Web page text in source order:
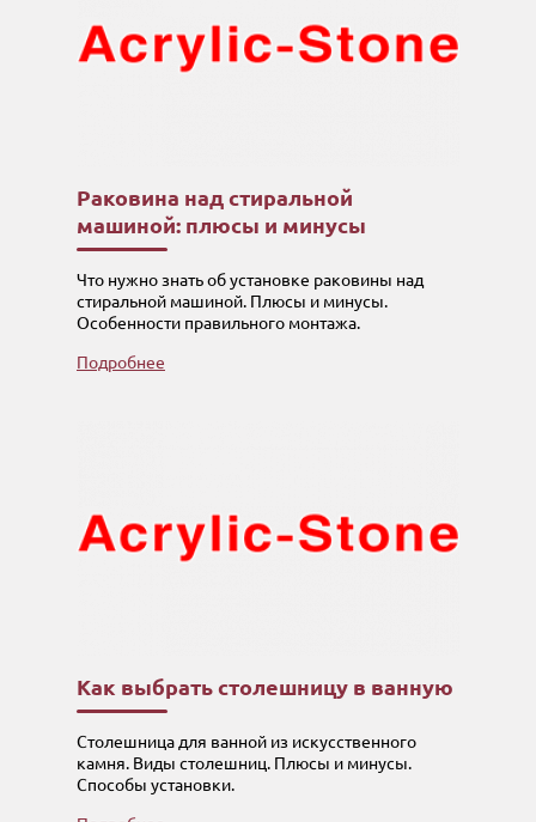
Раковина над стиральной
машиной: плюсы и минусы
Что нужно знать об установке раковины над
стиральной машиной. Плюсы и минусы.
Особенности правильного монтажа.
Подробнее
Как выбрать столешницу в ванную
Столешница для ванной из искусственного
камня. Виды столешниц. Плюсы и минусы.
Способы установки.